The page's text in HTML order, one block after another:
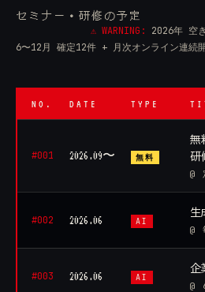
セミナー・研修の予定
⚠ WARNING:
2026年 空
6〜12月 確定12件 + 月次オンライン連続
NO. DATE TYPE
#001 2026.09〜 無料
無
研
@
#002 2026.06 AI
生
@
#003 2026.06 AI
企
@